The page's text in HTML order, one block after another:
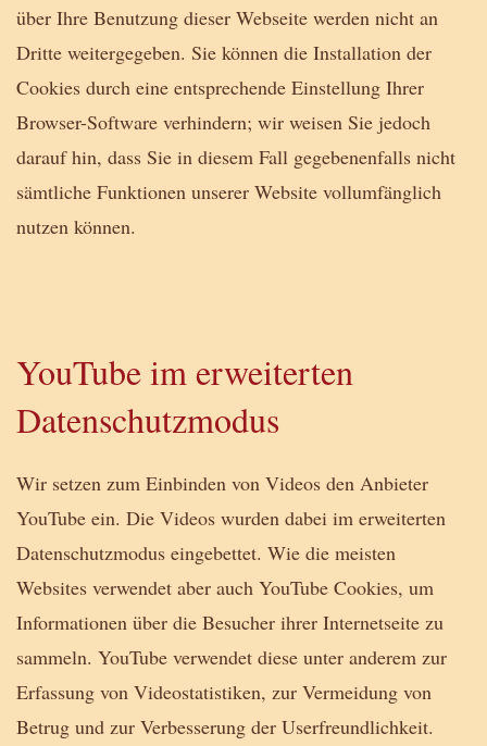
über Ihre Benutzung dieser Webseite werden nicht an
Dritte weitergegeben. Sie können die Installation der
Cookies durch eine entsprechende Einstellung Ihrer
Browser-Software verhindern; wir weisen Sie jedoch
darauf hin, dass Sie in diesem Fall gegebenenfalls nicht
sämtliche Funktionen unserer Website vollumfänglich
nutzen können.
YouTube im erweiterten
Datenschutzmodus
Wir setzen zum Einbinden von Videos den Anbieter
YouTube ein. Die Videos wurden dabei im erweiterten
Datenschutzmodus eingebettet. Wie die meisten
Websites verwendet aber auch YouTube Cookies, um
Informationen über die Besucher ihrer Internetseite zu
sammeln. YouTube verwendet diese unter anderem zur
Erfassung von Videostatistiken, zur Vermeidung von
Betrug und zur Verbesserung der Userfreundlichkeit.